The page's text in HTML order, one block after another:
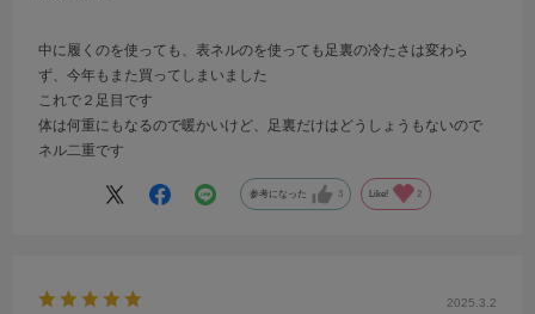
中に履くのを使っても、表ネルのを使っても足裏の冷たさは変わら
ず、今年もまた買ってしまいました
これで２足目です
体は何重にもなるので暖かいけど、足裏だけはどうしょうもないので
ネル二重です
参考になった 3 Like! 2
2025.3.2